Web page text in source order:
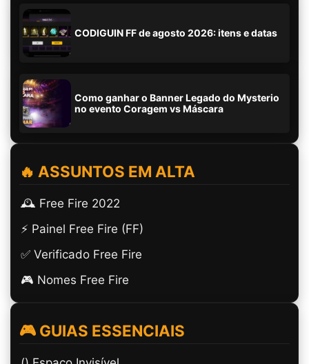
CODIGUIN FF de agosto 2026: itens e datas
Como ganhar o Banner Legado do Mysterio
no evento Coragem vs Máscara
🔥 ASSUNTOS EM ALTA
🕰️ Free Fire 2022
⚡ Painel Free Fire (FF)
✅ Verificado Free Fire
🎮 Nomes Free Fire
🎮 GUIAS ESSENCIAIS